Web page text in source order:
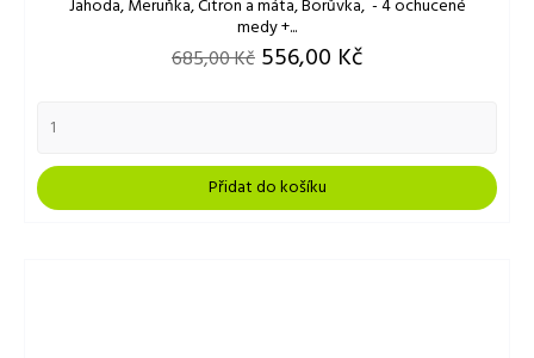
Jahoda, Meruňka, Citron a máta, Borůvka, - 4 ochucené
medy +...
Běžná
685,00 Kč Cena
556,00 Kč
Přidat do košíku